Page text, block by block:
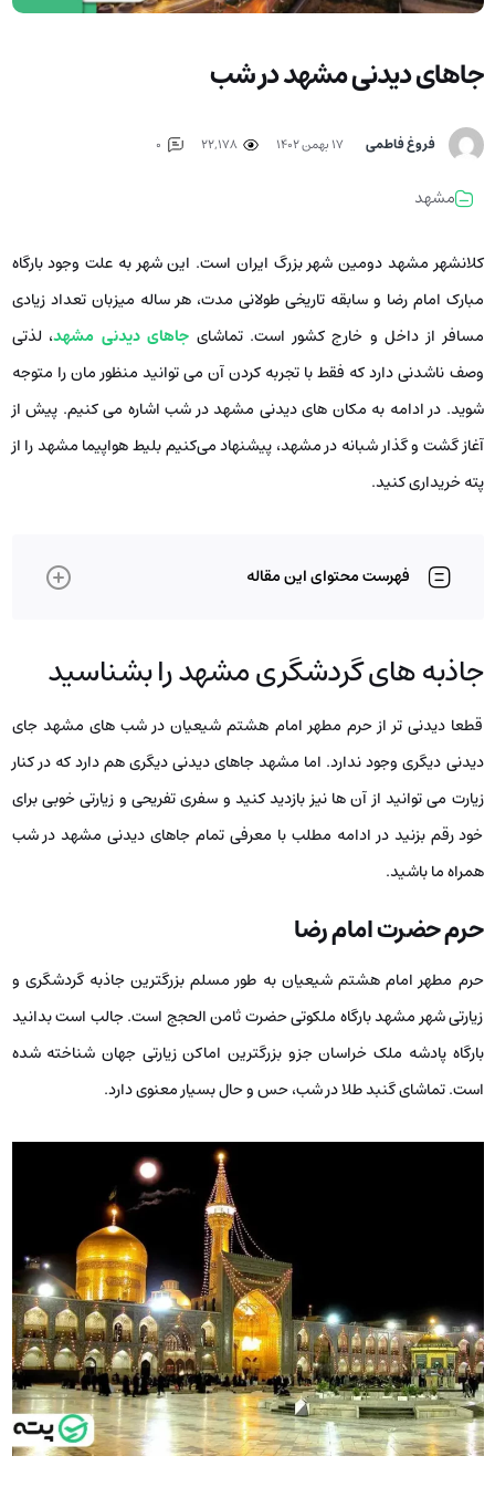
جاهای دیدنی مشهد در شب
فروغ فاطمی ۱۷ بهمن ۱۴۰۲ 22,178
مشهد
کلانشهر مشهد دومین شهر بزرگ ایران است. این شهر به علت وجود بارگاه
مبارک امام رضا و سابقه تاریخی طولانی مدت، هر ساله میزبان تعداد زیادی
مسافر از داخل و خارج کشور است. تماشای جاهای دیدنی مشهد، لذتی
وصف­ ناشدنی دارد که فقط با تجربه کردن آن می ­توانید منظور مان را متوجه
شوید. در ادامه به مکان­ های دیدنی مشهد در شب اشاره می­ کنیم. پیش از
آغاز گشت و گذار شبانه در مشهد، پیشنهاد می‌کنیم بلیط هواپیما مشهد را از
پته خریداری کنید.
فهرست محتوای این مقاله
جاذبه های گردشگری مشهد را بشناسید
قطعا دیدنی تر از حرم مطهر امام هشتم شیعیان در شب های مشهد جای
دیدنی دیگری وجود ندارد. اما مشهد جاهای دیدنی دیگری هم دارد که در کنار
زیارت می توانید از آن ها نیز بازدید کنید و سفری تفریحی و زیارتی خوبی برای
خود رقم بزنید در ادامه مطلب با معرفی تمام جاهای دیدنی مشهد در شب
همراه ما باشید.
حرم حضرت امام رضا
حرم مطهر امام هشتم شیعیان به طور مسلم بزرگترین جاذبه گردشگری و
زیارتی شهر مشهد بارگاه ملکوتی حضرت ثامن الحجج است. جالب است بدانید
بارگاه پادشه ملک خراسان جزو بزرگ­ترین اماکن زیارتی جهان شناخته شده
است. تماشای گنبد طلا در شب، حس و حال بسیار معنوی دارد.